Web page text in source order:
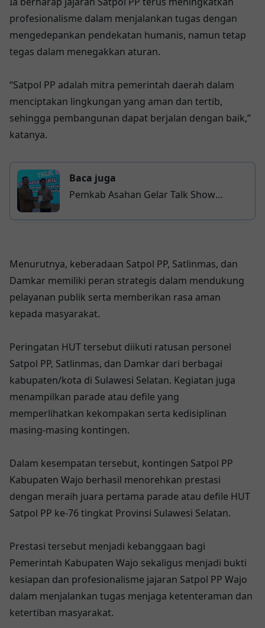
profesionalisme dalam menjalankan tugas dengan
mengedepankan pendekatan humanis, namun tetap
tegas dalam menegakkan aturan.
“Satpol PP adalah mitra pemerintah daerah dalam
menciptakan lingkungan yang aman dan tertib,
sehingga pembangunan dapat berjalan dengan baik,”
katanya.
Baca juga
Pemkab Asahan Gelar Talk Show
Menurutnya, keberadaan Satpol PP, Satlinmas, dan
Damkar memiliki peran strategis dalam mendukung
pelayanan publik serta memberikan rasa aman
kepada masyarakat.
Peringatan HUT tersebut diikuti ratusan personel
Satpol PP, Satlinmas, dan Damkar dari berbagai
kabupaten/kota di Sulawesi Selatan. Kegiatan juga
menampilkan parade atau defile yang
memperlihatkan kekompakan serta kedisiplinan
masing-masing kontingen.
Dalam kesempatan tersebut, kontingen Satpol PP
Kabupaten Wajo berhasil menorehkan prestasi
dengan meraih juara pertama parade atau defile HUT
Satpol PP ke-76 tingkat Provinsi Sulawesi Selatan.
Prestasi tersebut menjadi kebanggaan bagi
Pemerintah Kabupaten Wajo sekaligus menjadi bukti
kesiapan dan profesionalisme jajaran Satpol PP Wajo
dalam menjalankan tugas menjaga ketenteraman dan
ketertiban masyarakat.